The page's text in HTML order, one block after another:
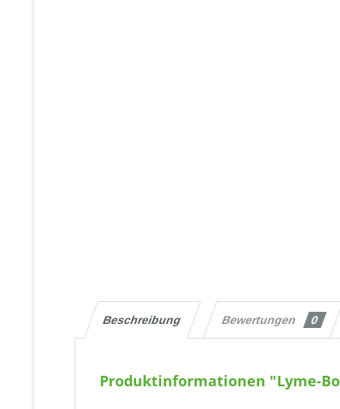
Beschreibung Bewertungen 0
Produktinformationen "Lyme-